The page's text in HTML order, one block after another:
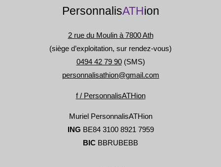
PersonnalisATHion
2 rue du Moulin à 7800 Ath
(siège d’exploitation, sur rendez-vous)
0494 42 79 90(SMS)
personnalisathion@gmail.com
f / PersonnalisATHion
Muriel PersonnalisATHion
ING BE84 3100 8921 7959
BIC BBRUBEBB